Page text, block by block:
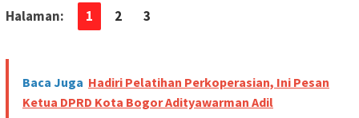
Halaman: 1 2 3
Baca Juga Hadiri Pelatihan Perkoperasian, Ini Pesan
Ketua DPRD Kota Bogor Adityawarman Adil